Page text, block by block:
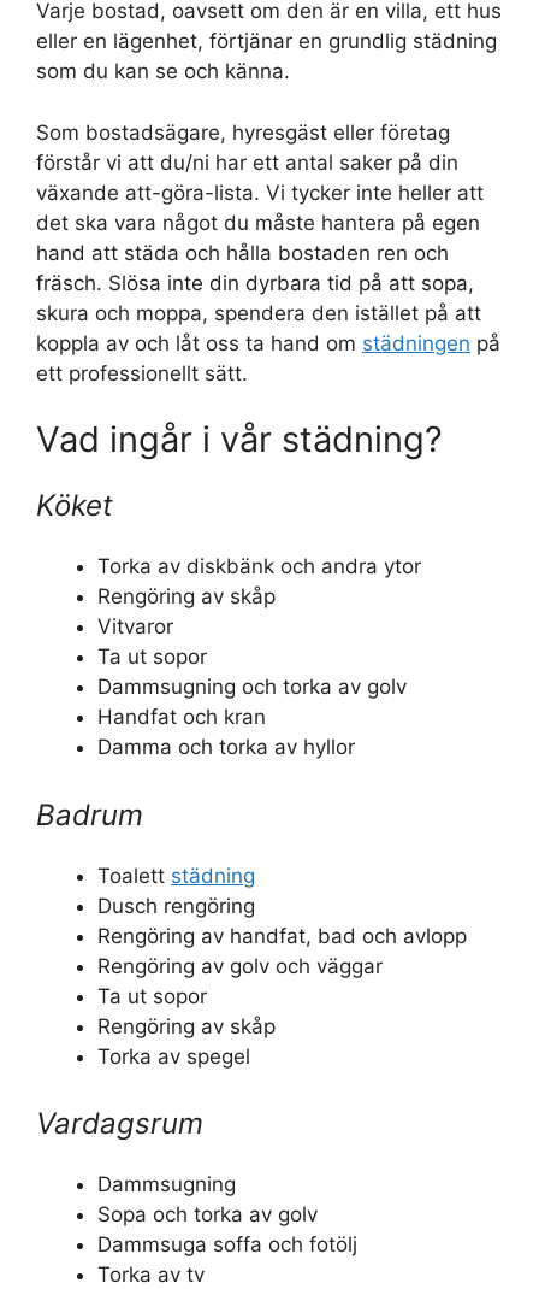
Varje bostad, oavsett om den är en villa, ett hus
eller en lägenhet, förtjänar en grundlig städning
som du kan se och känna.
Som bostadsägare, hyresgäst eller företag
förstår vi att du/ni har ett antal saker på din
växande att-göra-lista. Vi tycker inte heller att
det ska vara något du måste hantera på egen
hand att städa och hålla bostaden ren och
fräsch. Slösa inte din dyrbara tid på att sopa,
skura och moppa, spendera den istället på att
koppla av och låt oss ta hand om städningen på
ett professionellt sätt.
Vad ingår i vår städning?
Köket
Torka av diskbänk och andra ytor
Rengöring av skåp
Vitvaror
Ta ut sopor
Dammsugning och torka av golv
Handfat och kran
Damma och torka av hyllor
Badrum
Toalett städning
Dusch rengöring
Rengöring av handfat, bad och avlopp
Rengöring av golv och väggar
Ta ut sopor
Rengöring av skåp
Torka av spegel
Vardagsrum
Dammsugning
Sopa och torka av golv
Dammsuga soffa och fotölj
Torka av tv